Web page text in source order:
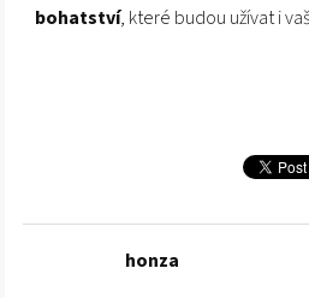
bohatství, které budou užívat i
honza